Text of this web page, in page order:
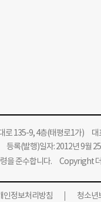
로 135-9, 4층(태평로1가)
등록(발행)일자: 2012년 9월
을 준수합니다. Copyright 더
인정보처리방침 청소년